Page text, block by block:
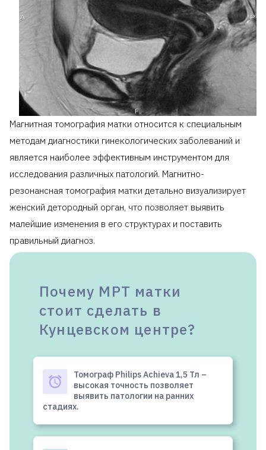
Магнитная томография матки относится к специальным
методам диагностики гинекологических заболеваний и
является наиболее эффективным инструментом для
исследования различных патологий. Магнитно-
резонансная томография матки детально визуализирует
женский детородный орган, что позволяет выявить
малейшие изменения в его структурах и поставить
правильный диагноз.
Почему МРТ матки
стоит сделать в
Кунцевском центре?
Томограф Philips Achieva 1,5 Тл –
высокая точность позволяет
выявить патологии на ранних
стадиях.